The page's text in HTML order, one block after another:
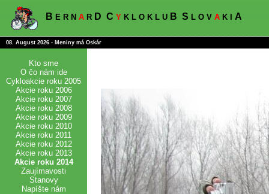
B E R N A R D C Y K L O K L U B S L O V A K I A
08. August 2026 - Meniny má Oskár
Kto sme
O čo nám ide
Cykloakcie roku 2005
Akcie roku 2006
Akcie roku 2007
Akcie roku 2008
Akcie roku 2009
Akcie roku 2010
Akcie roku 2011
Akcie roku 2012
Akcie roku 2013
Akcie roku 2014
Zaujímavosti
Stanovy
Napíšte nám